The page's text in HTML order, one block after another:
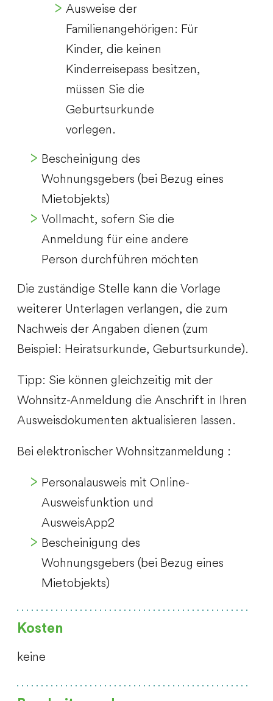
Ausweise der
Familienangehörigen: Für
Kinder, die keinen
Kinderreisepass besitzen,
müssen Sie die
Geburtsurkunde
vorlegen.
Bescheinigung des
Wohnungsgebers (bei Bezug eines
Mietobjekts)
Vollmacht, sofern Sie die
Anmeldung für eine andere
Person durchführen möchten
Die zuständige Stelle kann die Vorlage
weiterer Unterlagen verlangen, die zum
Nachweis der Angaben dienen (zum
Beispiel: Heiratsurkunde, Geburtsurkunde).
Tipp: Sie können gleichzeitig mit der
Wohnsitz-Anmeldung die Anschrift in Ihren
Ausweisdokumenten aktualisieren lassen.
Bei elektronischer Wohnsitzanmeldung :
Personalausweis mit Online-
Ausweisfunktion und
AusweisApp2
Bescheinigung des
Wohnungsgebers (bei Bezug eines
Mietobjekts)
Kosten
keine